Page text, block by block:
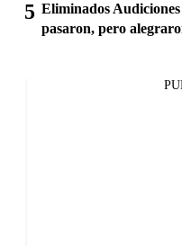
Eliminados
pasaron, pero